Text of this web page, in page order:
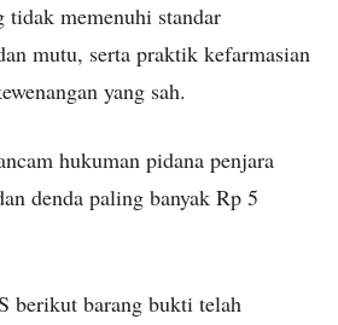
tidak memenuhi standar
mutu, serta praktik kefarmasian
yang sah.
hukuman pidana penjara
denda paling banyak Rp 5
berikut barang bukti telah